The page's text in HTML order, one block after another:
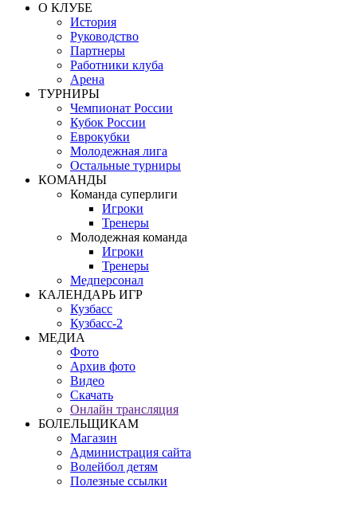
О КЛУБЕ
История
Руководство
Партнеры
Работники клуба
Арена
ТУРНИРЫ
Чемпионат России
Кубок России
Еврокубки
Молодежная лига
Остальные турниры
КОМАНДЫ
Команда суперлиги
Игроки
Тренеры
Молодежная команда
Игроки
Тренеры
Медперсонал
КАЛЕНДАРЬ ИГР
Кузбасс
Кузбасс-2
МЕДИА
Фото
Архив фото
Видео
Скачать
Онлайн трансляция
БОЛЕЛЬЩИКАМ
Магазин
Администрация сайта
Волейбол детям
Полезные ссылки